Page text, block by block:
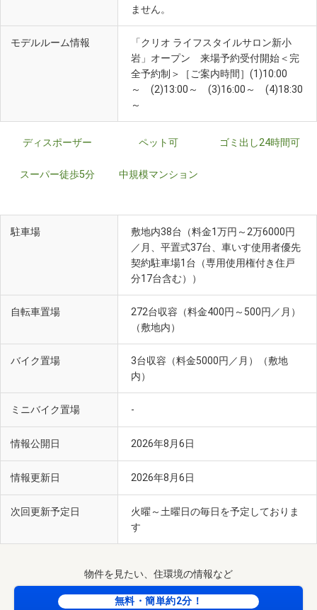
ません。
モデルルーム情報
「クリオ ライフスタイルサロン新小
岩」オープン 来場予約受付開始＜完
全予約制＞［ご案内時間］(1)10:00
～ (2)13:00～ (3)16:00～ (4)18:30
～
ディスポーザー ペット可 ゴミ出し24時間可
スーパー徒歩5分 中規模マンション
駐車場
敷地内38台（料金1万円～2万6000円
／月、平置式37台、車いす使用者優先
契約駐車場1台（専用使用権付き住戸
分17台含む））
自転車置場
272台収容（料金400円～500円／月）
（敷地内）
バイク置場
3台収容（料金5000円／月）（敷地
内）
ミニバイク置場 -
情報公開日 2026年8月6日
情報更新日 2026年8月6日
次回更新予定日
火曜～土曜日の毎日を予定しておりま
す
物件を見たい、住環境の情報など
無料・簡単約2分！